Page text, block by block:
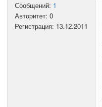
Сообщений: 1
Авторитет: 0
Регистрация: 13.12.2011